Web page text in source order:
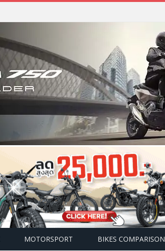
MOTORSPORT BIKES COMPARISON